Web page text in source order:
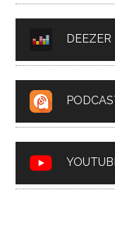
DEEZER